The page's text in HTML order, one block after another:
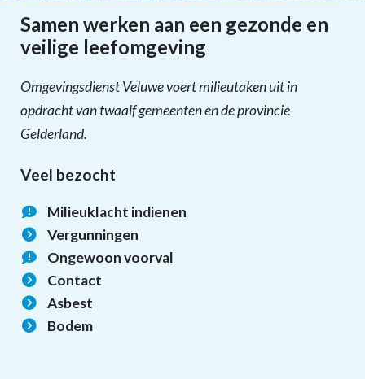
Samen werken aan een gezonde en
veilige leefomgeving
Omgevingsdienst Veluwevoertmilieutaken uit in
opdracht vantwaalfgemeenten en de provincie
Gelderland.
Veel bezocht
Milieuklacht indienen
Vergunningen
Ongewoon voorval
Contact
Asbest
Bodem